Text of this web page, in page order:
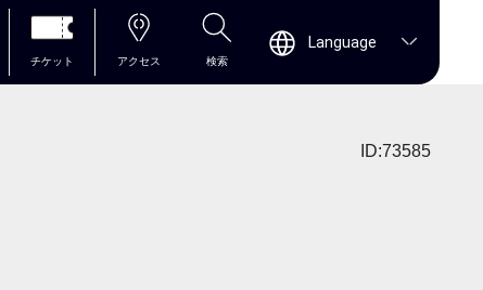
チケット アクセス 検索
Language
ID:73585